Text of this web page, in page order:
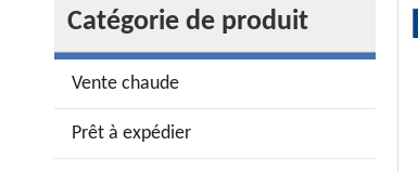
Catégorie de produit
Vente chaude
Prêt à expédier